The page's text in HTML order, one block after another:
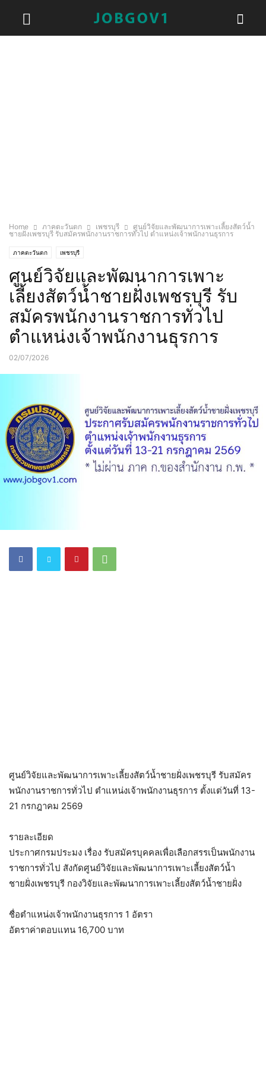
Home ภาคตะวันตก เพชรบุรี
ศูนย์วิจัยและพัฒนาการเพาะเลี้ยงสัตว์น้ำ
ชายฝั่งเพชรบุรี รับสมัครพนักงานราชการทั่วไป ตำแหน่งเจ้าพนักงานธุรการ
ภาคตะวันตก เพชรบุรี
ศูนย์วิจัยและพัฒนาการเพาะ
เลี้ยงสัตว์น้ำชายฝั่งเพชรบุรี รับ
สมัครพนักงานราชการทั่วไป
ตำแหน่งเจ้าพนักงานธุรการ
02/07/2026
ศูนย์วิจัยและพัฒนาการเพาะเลี้ยงสัตว์น้ำชายฝั่งเพชรบุรี รับสมัคร
พนักงานราชการทั่วไป ตำแหน่งเจ้าพนักงานธุรการ ตั้งแต่วันที่ 13-
21 กรกฎาคม 2569
รายละเอียด
ประกาศกรมประมง เรื่อง รับสมัครบุคคลเพื่อเลือกสรรเป็นพนักงาน
ราชการทั่วไป สังกัดศูนย์วิจัยและพัฒนาการเพาะเลี้ยงสัตว์น้ำ
ชายฝั่งเพชรบุรี กองวิจัยและพัฒนาการเพาะเลี้ยงสัตว์น้ำชายฝั่ง
ชื่อตำแหน่งเจ้าพนักงานธุรการ 1 อัตรา
อัตราค่าตอบแทน 16,700 บาท